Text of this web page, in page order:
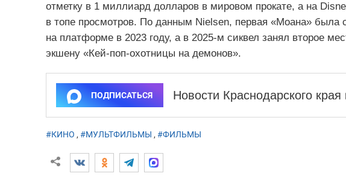
отметку в 1 миллиард долларов в мировом прокате, а на
в топе просмотров. По данным Nielsen, первая «Моана»
на платформе в 2023 году, а в 2025‑м сиквел занял второе
экшену «Кей‑поп‑охотницы на демонов».
ПОДПИСАТЬСЯ Новости Краснодарского края
#КИНО , #МУЛЬТФИЛЬМЫ , #ФИЛЬМЫ